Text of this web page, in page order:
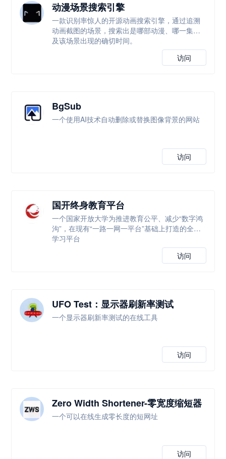
动漫场景搜索引擎
一款识别率惊人的开源动画搜索引擎，通过追溯
动画截图的场景，搜索出是哪部动漫、哪一集以
及该场景出现的确切时间。
访问
BgSub
一个使用AI技术自动删除或替换图像背景的网站
访问
国开终身教育平台
一个国家开放大学为推进教育公平、减少“数字鸿
沟”，在现有“一路一网一平台”基础上打造的全新
学习平台
访问
UFO Test：显示器刷新率测试
一个显示器刷新率测试的在线工具
访问
Zero Width Shortener-零宽度缩短器
一个可以在线生成零长度的短网址
访问